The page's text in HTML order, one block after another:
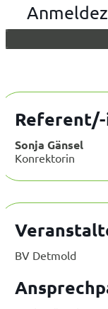
Sonja Gänsel
Konrektorin
BV Detmold